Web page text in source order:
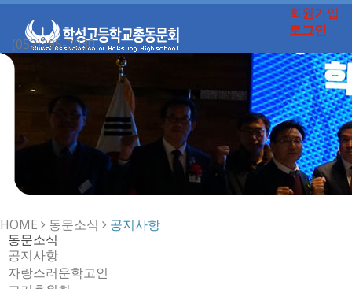
navigation
회원가입
로그인
(052)295-2030
HOME 동문소식
공지사항
동문소식
공지사항
자랑스러운학고인